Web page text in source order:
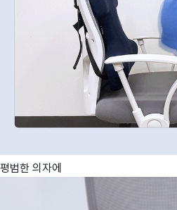
평범한 의자에